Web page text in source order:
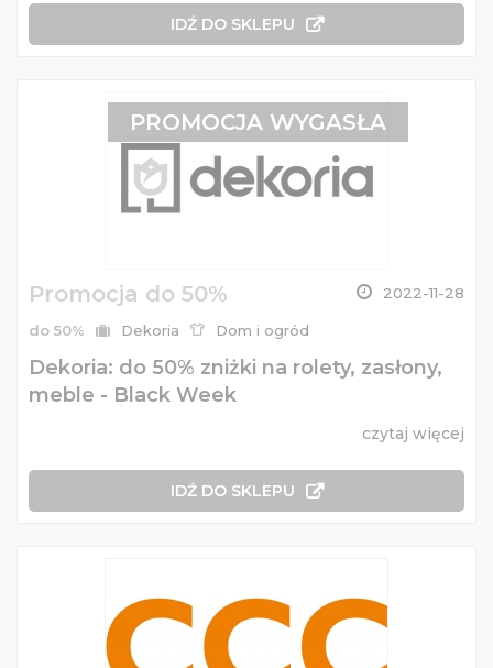
IDŹ DO SKLEPU
Promocja do 50% 2022-11-28
do 50% Dekoria Dom i ogród
Dekoria: do 50% zniżki na rolety, zasłony,
meble - Black Week
czytaj więcej
IDŹ DO SKLEPU
PROMOCJA WYGASŁA